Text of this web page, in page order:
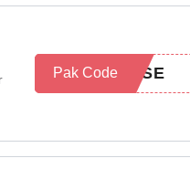
YHSE
Pak Code